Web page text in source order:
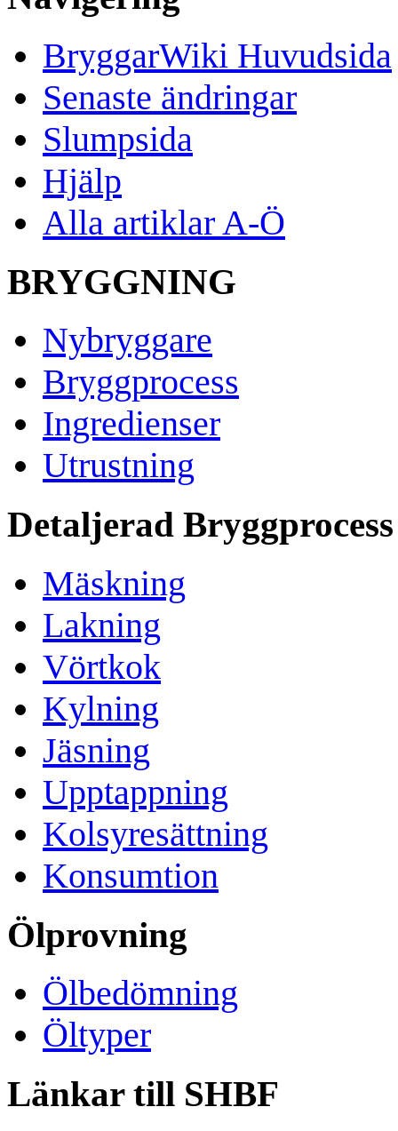
BryggarWiki Huvudsida
Senaste ändringar
Slumpsida
Hjälp
Alla artiklar A-Ö
BRYGGNING
Nybryggare
Bryggprocess
Ingredienser
Utrustning
Detaljerad Bryggprocess
Mäskning
Lakning
Vörtkok
Kylning
Jäsning
Upptappning
Kolsyresättning
Konsumtion
Ölprovning
Ölbedömning
Öltyper
Länkar till SHBF